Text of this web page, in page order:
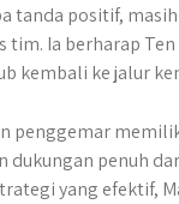
tanda positif,
Ia berharap
kembali ke jalur
penggemar
penuh
yang efektif,